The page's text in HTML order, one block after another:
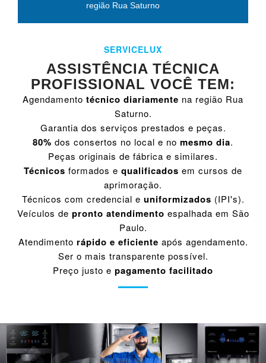
região Rua Saturno
SERVICELUX
ASSISTÊNCIA TÉCNICA
PROFISSIONAL VOCÊ TEM:
Agendamento técnico diariamente na região Rua
Saturno.
Garantia dos serviços prestados e peças.
80% dos consertos no local e no mesmo dia.
Peças originais de fábrica e similares.
Técnicos formados e qualificados em cursos de
aprimoração.
Técnicos com credencial e uniformizados (IPI's).
Veículos de pronto atendimento espalhada em São
Paulo.
Atendimento rápido e eficiente após agendamento.
Ser o mais transparente possível.
Preço justo e pagamento facilitado